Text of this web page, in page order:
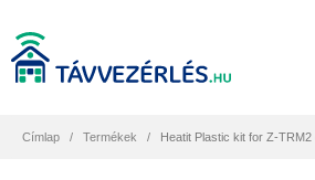
Címlap Termékek Heatit Plastic kit for Z-